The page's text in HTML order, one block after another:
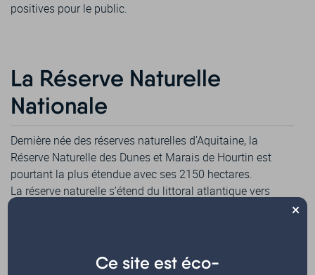
positives pour le public.
La Réserve Naturelle
Nationale
Dernière née des réserves naturelles d’Aquitaine, la
Réserve Naturelle des Dunes et Marais de Hourtin est
pourtant la plus étendue avec ses 2150 hectares.
La réserve naturelle s’étend du littoral atlantique vers
dynamique, mais également par la présence de près de
Ce site est éco-
×